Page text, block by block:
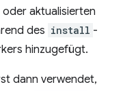
aktualisierten
des install -
hinzugefügt.
dann verwendet,